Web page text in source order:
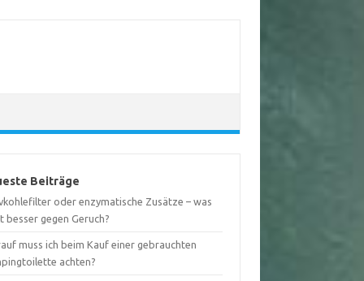
Beiträge
oder enzymatische Zusätze – was
besser gegen Geruch?
muss ich beim Kauf einer gebrauchten
achten?